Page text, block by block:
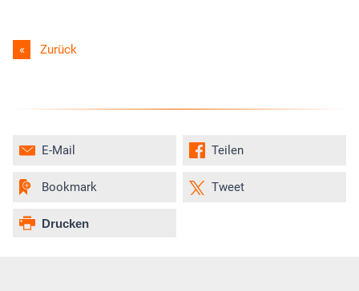
Zurück
Teilen
Tweet
E-Mail
Bookmark
Drucken